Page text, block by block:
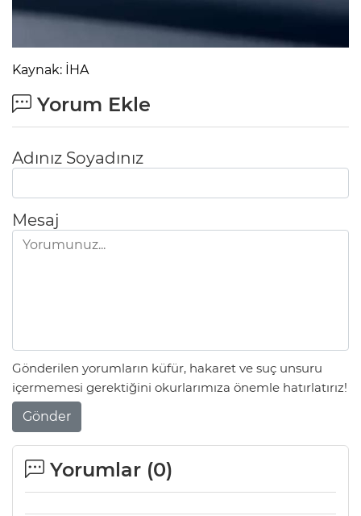
Kaynak: İHA
Yorum Ekle
Adınız Soyadınız
Mesaj
Gönderilen yorumların küfür, hakaret ve suç unsuru
içermemesi gerektiğini okurlarımıza önemle hatırlatırız!
Gönder
Yorumlar (0)